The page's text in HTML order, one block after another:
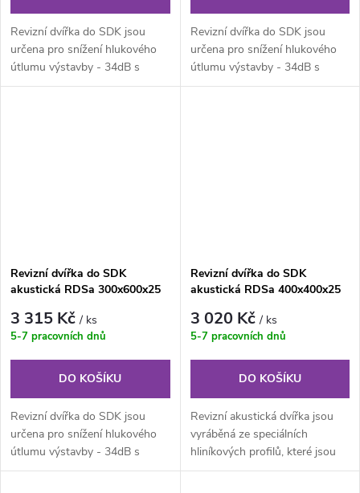
Revizní dvířka do SDK jsou
určena pro snížení hlukového
útlumu výstavby - 34dB s
použitými akustickými
Revizní dvířka do SDK jsou
určena pro snížení hlukového
útlumu výstavby - 34dB s
použitými akustickými
Revizní dvířka do SDK
akustická RDSa 300x600x25
3 315 Kč/ ks
5-7 pracovních dnů
DO KOŠÍKU
Revizní dvířka do SDK jsou
určena pro snížení hlukového
útlumu výstavby - 34dB s
použitými akustickými
Revizní dvířka do SDK
akustická RDSa 400x400x25
3 020 Kč/ ks
5-7 pracovních dnů
DO KOŠÍKU
Revizní akustická dvířka jsou
vyráběná ze speciálních
hliníkových profilů, které jsou
svařovány do venkovního a...